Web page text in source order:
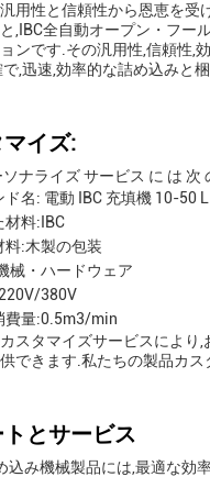
用性と信頼性から恩恵を受
,IBC全自動オープン・フー
ンです.その汎用性,信頼性,
で,迅速,効率的な詰め込みと梱
イズ:
ナライズ サービス に は 次
ド名: 電動 IBC 充填機 10-50
材料:IBC
料:木製の包装
械・ハードウェア
380V
費量:0.5m3/min
スタマイズサービスにより
できます.私たちの製品カ
とサービス
込み機械製品には,最適な